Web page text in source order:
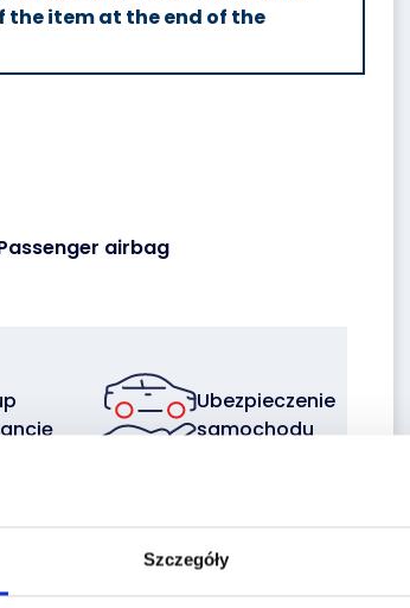
Szczegóły
item at the end of the
airbag
Ubezpieczenie
samochodu
Sprzedaj z
nami